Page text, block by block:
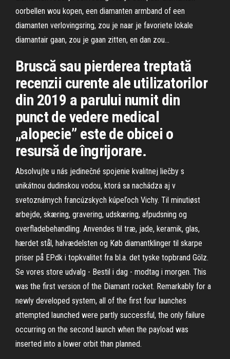
oorbellen wou kopen, een diamanten armband of een
diamanten verlovingsring, zou je naar je favoriete lokale
diamantair gaan, zou je gaan zitten, en dan zou…
Bruscă sau pierderea treptată
recenzii curente ale utilizatorilor
din 2019 a parului numit din
punct de vedere medical
„alopecie” este de obicei o
resursă de îngrijorare.
Absolvujte u nás jedinečné spojenie kvalitnej liečby s
unikátnou dudinskou vodou, ktorá sa nachádza aj v
svetoznámych francúzskych kúpeľoch Vichy. Til minutiøst
arbejde, skæring, gravering, udskæring, afpudsning og
overfladebehandling. Anvendes til træ, jade, keramik, glas,
hærdet stål, halvædelsten og Køb diamantklinger til skarpe
priser på EP.dk i topkvalitet fra bl.a. det tyske topbrand Gölz.
Se vores store udvalg - Bestil i dag - modtag i morgen. This
was the first version of the Diamant rocket. Remarkably for a
newly developed system, all of the first four launches
attempted launched were partly successful, the only failure
occurring on the second launch when the payload was
inserted into a lower orbit than planned.